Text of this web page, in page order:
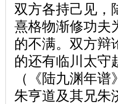
双方各持己见，
熹格物渐修功夫
的不满。双方辩
的还有临川太守
（《陆九渊年
朱亨道及其兄朱